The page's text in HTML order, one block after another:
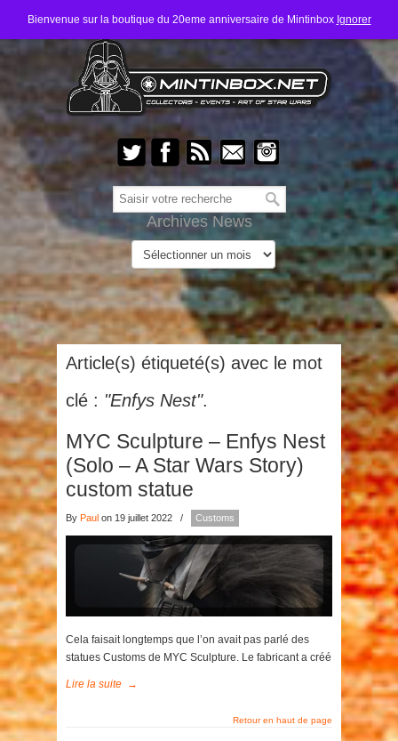
Bienvenue sur la boutique du 20eme anniversaire de Mintinbox Ignorer
Archives News
Article(s) étiqueté(s) avec le mot
clé : "Enfys Nest".
MYC Sculpture – Enfys Nest
(Solo – A Star Wars Story)
custom statue
By Paul on 19 juillet 2022 / Customs
Cela faisait longtemps que l’on avait pas parlé des
statues Customs de MYC Sculpture. Le fabricant a créé
Lire la suite →
Retour en haut de page